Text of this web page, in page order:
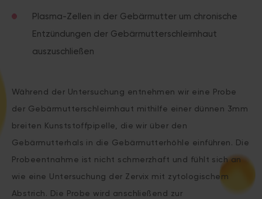
Plasma-Zellen in der Gebärmutter um chronische
Entzündungen der Gebärmutterschleimhaut
auszuschließen
Während der Untersuchung entnehmen wir eine Probe
der Gebärmutterschleimhaut mithilfe einer dünnen 3mm
breiten Kunststoffpipelle, die wir über den
Gebärmutterhals in die Gebärmutterhöhle einführen. Die
Probeentnahme ist nicht schmerzhaft und fühlt sich an
wie eine Untersuchung der Zervix mit zytologischem
Abstrich. Die Probe wird anschließend zur